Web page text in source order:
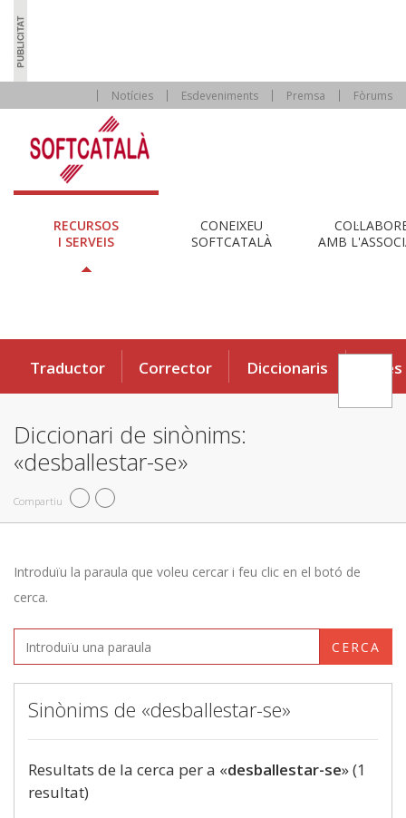
Notícies Esdeveniments Premsa Fòrums
RECURSOS
I SERVEIS
CONEIXEU
SOFTCATALÀ
AMB
Traductor Corrector Diccionaris Eines
Diccionari de sinònims:
«desballestar-se»
Compartiu
Introduïu la paraula que voleu cercar i feu clic en el botó de
cerca.
CERCA
Sinònims de «desballestar-se»
Resultats de la cerca per a «desballestar-se» (1
resultat)